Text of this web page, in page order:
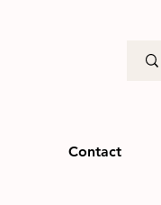
Contact